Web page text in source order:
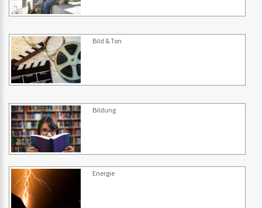
Bild & Ton
Bildung
Energie